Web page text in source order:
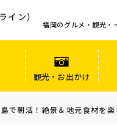
福岡のグルメ・観光・
観光・お出かけ
で朝活！絶景＆地元食材を